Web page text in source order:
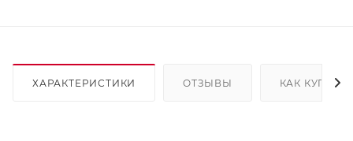
ХАРАКТЕРИСТИКИ ОТЗЫВЫ КАК КУПИТЬ